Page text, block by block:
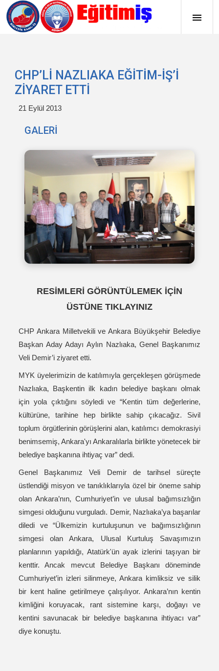
CHP’Lİ NAZLIAKA EĞİTİM-İŞ’İ
ZİYARET ETTİ
21 Eylül 2013
GALERİ
RESİMLERİ GÖRÜNTÜLEMEK İÇİN
ÜSTÜNE TIKLAYINIZ
CHP Ankara Milletvekili ve Ankara Büyükşehir Belediye
Başkan Aday Adayı Aylın Nazlıaka, Genel Başkanımız
Veli Demir’i ziyaret etti.
MYK üyelerimizin de katılımıyla gerçekleşen görüşmede
Nazlıaka, Başkentin ilk kadın belediye başkanı olmak
için yola çıktığını söyledi ve “Kentin tüm değerlerine,
kültürüne, tarihine hep birlikte sahip çıkacağız. Sivil
toplum örgütlerinin görüşlerini alan, katılımcı demokrasiyi
benimsemiş, Ankara'yı Ankaralılarla birlikte yönetecek bir
belediye başkanına ihtiyaç var” dedi.
Genel Başkanımız Veli Demir de tarihsel süreçte
üstlendiği misyon ve tanıklıklarıyla özel bir öneme sahip
olan Ankara’nın, Cumhuriyet’in ve ulusal bağımsızlığın
simgesi olduğunu vurguladı. Demir, Nazlıaka’ya başarılar
diledi ve “Ülkemizin kurtuluşunun ve bağımsızlığının
simgesi olan Ankara, Ulusal Kurtuluş Savaşımızın
planlarının yapıldığı, Atatürk'ün ayak izlerini taşıyan bir
kenttir. Ancak mevcut Belediye Başkanı döneminde
Cumhuriyet’in izleri silinmeye, Ankara kimliksiz ve silik
bir kent haline getirilmeye çalışılıyor. Ankara’nın kentin
kimliğini koruyacak, rant sistemine karşı, doğayı ve
kentini savunacak bir belediye başkanına ihtiyacı var”
diye konuştu.